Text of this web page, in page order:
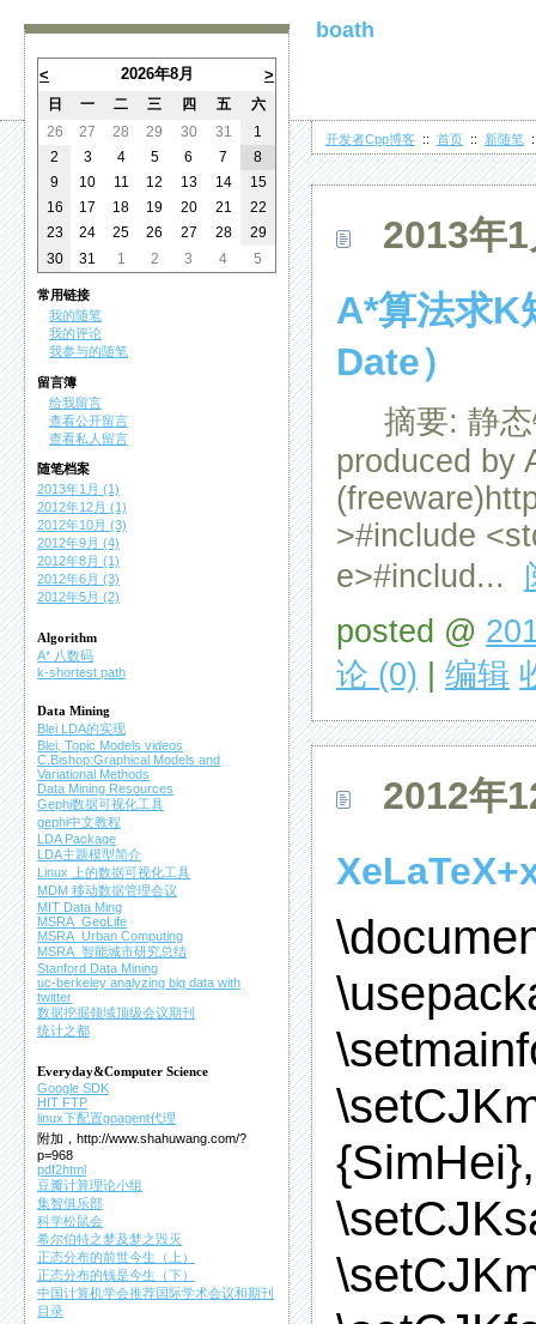
boath
开发者Cpp博客 :: 首页 :: 新随笔
< 2026年8月 >
日 一 二 三 四 五
六
26
27 28 29 30 31
1
2
3 4 5 6 7
8
9
10 11 12 13 14
15
16
17 18 19 20 21
22
23
24 25 26 27 28
29
30
31 1 2 3 4 5
常用链接
我的随笔
我的评论
我参与的随笔
留言簿
给我留言
查看公开留言
查看私人留言
随笔档案
2013年1月 (1)
2012年12月 (1)
2012年10月 (3)
2012年9月 (4)
2012年8月 (1)
2012年6月 (3)
2012年5月 (2)
Algorithm
A* 八数码
k-shortest path
Data Mining
Blei LDA的实现
Blei, Topic Models videos
C.Bishop:Graphical Models and
Variational Methods
Data Mining Resources
Gephi数据可视化工具
gephi中文教程
LDA Package
LDA主题模型简介
Linux 上的数据可视化工具
MDM 移动数据管理会议
MIT Data Ming
MSRA_GeoLife
MSRA_Urban Computing
MSRA_智能城市研究总结
Stanford Data Mining
uc-berkeley analyzing big data with
twitter
数据挖掘领域顶级会议期刊
统计之都
Everyday&Computer Science
Google SDK
HIT FTP
linux下配置goagent代理
附加，http://www.shahuwang.com/?
p=968
pdf2html
豆瓣计算理论小组
集智俱乐部
科学松鼠会
希尔伯特之梦及梦之毁灭
正态分布的前世今生（上）
正态分布的钱是今生（下）
中国计算机学会推荐国际学术会议和期刊
目录
2013年1
A*算法求
Date）
摘要: 静态
produced by
>#include
e>#includ...
posted @
论 (0)
编辑
2012年